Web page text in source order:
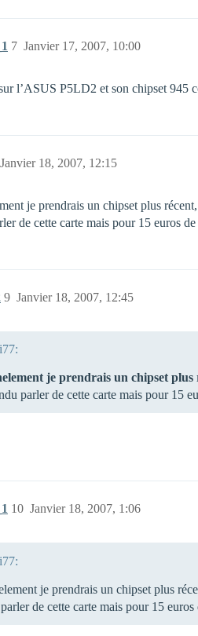
Janvier 17, 2007, 10:00
7
l’ASUS P5LD2 et son chipset 945
Janvier 18, 2007, 12:15
je prendrais un chipset plus
de cette carte mais pour 15 euros
Janvier 18, 2007, 12:45
9
je prendrais un chipset plus
parler de cette carte mais pour 15
Janvier 18, 2007, 1:06
10
je prendrais un chipset plus
de cette carte mais pour 15